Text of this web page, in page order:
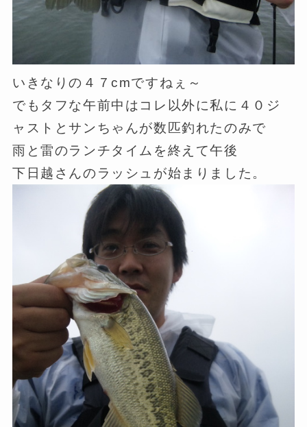
いきなりの４７cmですねぇ～
でもタフな午前中はコレ以外に私に４０ジ
ャストとサンちゃんが数匹釣れたのみで
雨と雷のランチタイムを終えて午後
下日越さんのラッシュが始まりました。